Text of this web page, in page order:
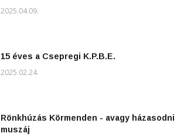
2025.04.09.
15 éves a Csepregi K.P.B.E.
2025.02.24.
Rönkhúzás Körmenden - avagy házasodni
muszáj